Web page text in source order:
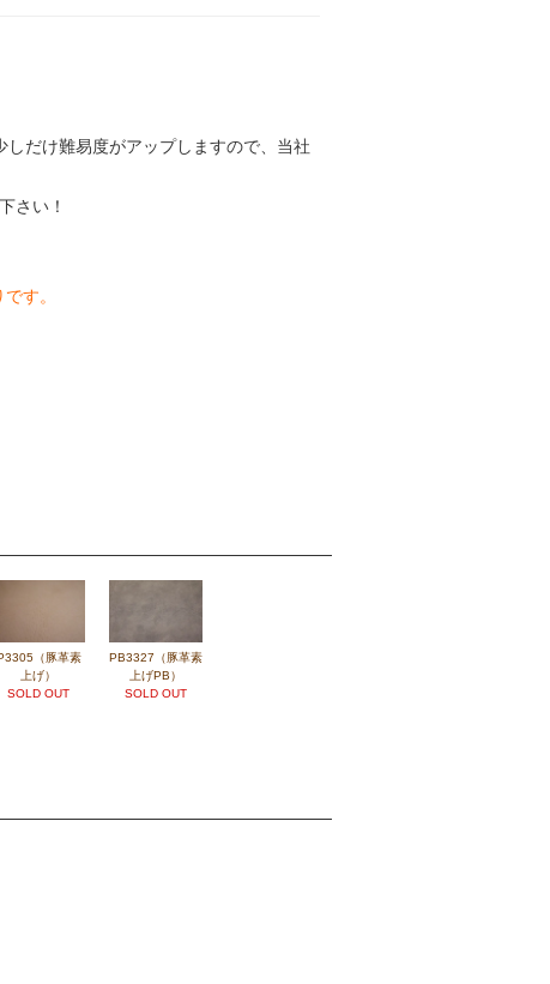
だけ難易度がアップしますので、当社
さい！
す。
（豚革素
上げ）
SOLD OUT
PB3327（豚革素
上げPB）
SOLD OUT